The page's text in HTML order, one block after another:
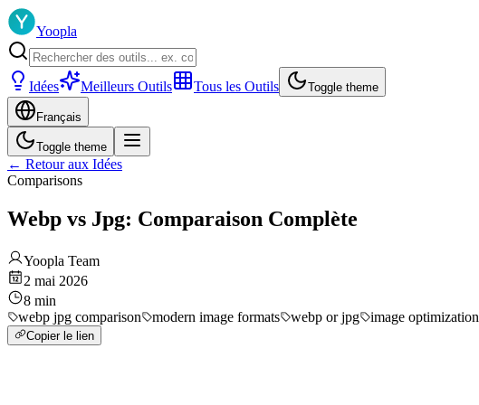
Yoopla
Idées Meilleurs Outils Tous les Outils Toggle theme
Français
Toggle theme
← Retour aux Idées
Comparisons
Webp vs Jpg: Comparaison Complète
Yoopla Team
2 mai 2026
8 min
webp jpg comparison
modern image formats webp or jpg image optimization
Copier le lien